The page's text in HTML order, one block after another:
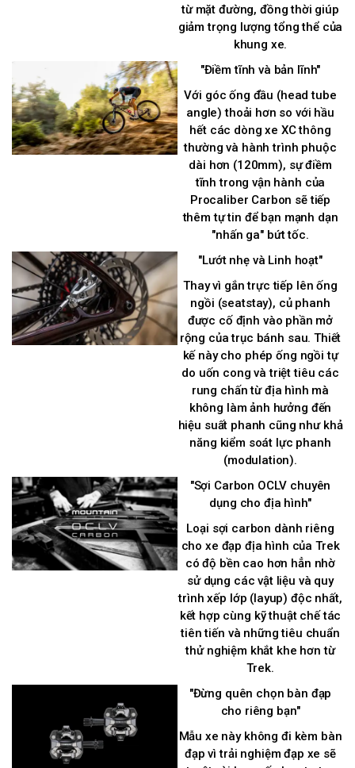
từ mặt đường, đồng thời giúp
giảm trọng lượng tổng thể của
khung xe.
"Điềm tĩnh và bản lĩnh"
Với góc ống đầu (head tube
angle) thoải hơn so với hầu
hết các dòng xe XC thông
thường và hành trình phuộc
dài hơn (120mm), sự điềm
tĩnh trong vận hành của
Procaliber Carbon sẽ tiếp
thêm tự tin để bạn mạnh dạn
"nhấn ga" bứt tốc.
"Lướt nhẹ và Linh hoạt"
Thay vì gắn trực tiếp lên ống
ngồi (seatstay), củ phanh
được cố định vào phần mở
rộng của trục bánh sau. Thiết
kế này cho phép ống ngồi tự
do uốn cong và triệt tiêu các
rung chấn từ địa hình mà
không làm ảnh hưởng đến
hiệu suất phanh cũng như khả
năng kiểm soát lực phanh
(modulation).
"Sợi Carbon OCLV chuyên
dụng cho địa hình"
Loại sợi carbon dành riêng
cho xe đạp địa hình của Trek
có độ bền cao hơn hẳn nhờ
sử dụng các vật liệu và quy
trình xếp lớp (layup) độc nhất,
kết hợp cùng kỹ thuật chế tác
tiên tiến và những tiêu chuẩn
thử nghiệm khắt khe hơn từ
Trek.
"Đừng quên chọn bàn đạp
cho riêng bạn"
Mẫu xe này không đi kèm bàn
đạp vì trải nghiệm đạp xe sẽ